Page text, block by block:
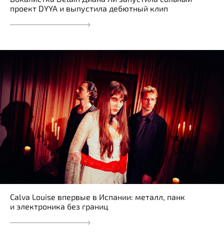
проект DYYA и выпустила дебютный клип
Calva Louise впервые в Испании: металл, панк
и электроника без границ